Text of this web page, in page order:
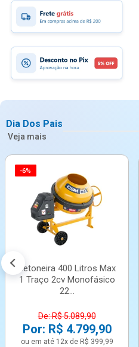
Dia Dos Pais
Veja mais
-6%
Betoneira 400 Litros Max
1 Traço 2cv Monofásico
22...
De: R$ 5.089,90
Por: R$ 4.799,90
ou em até 12x de R$ 399,99